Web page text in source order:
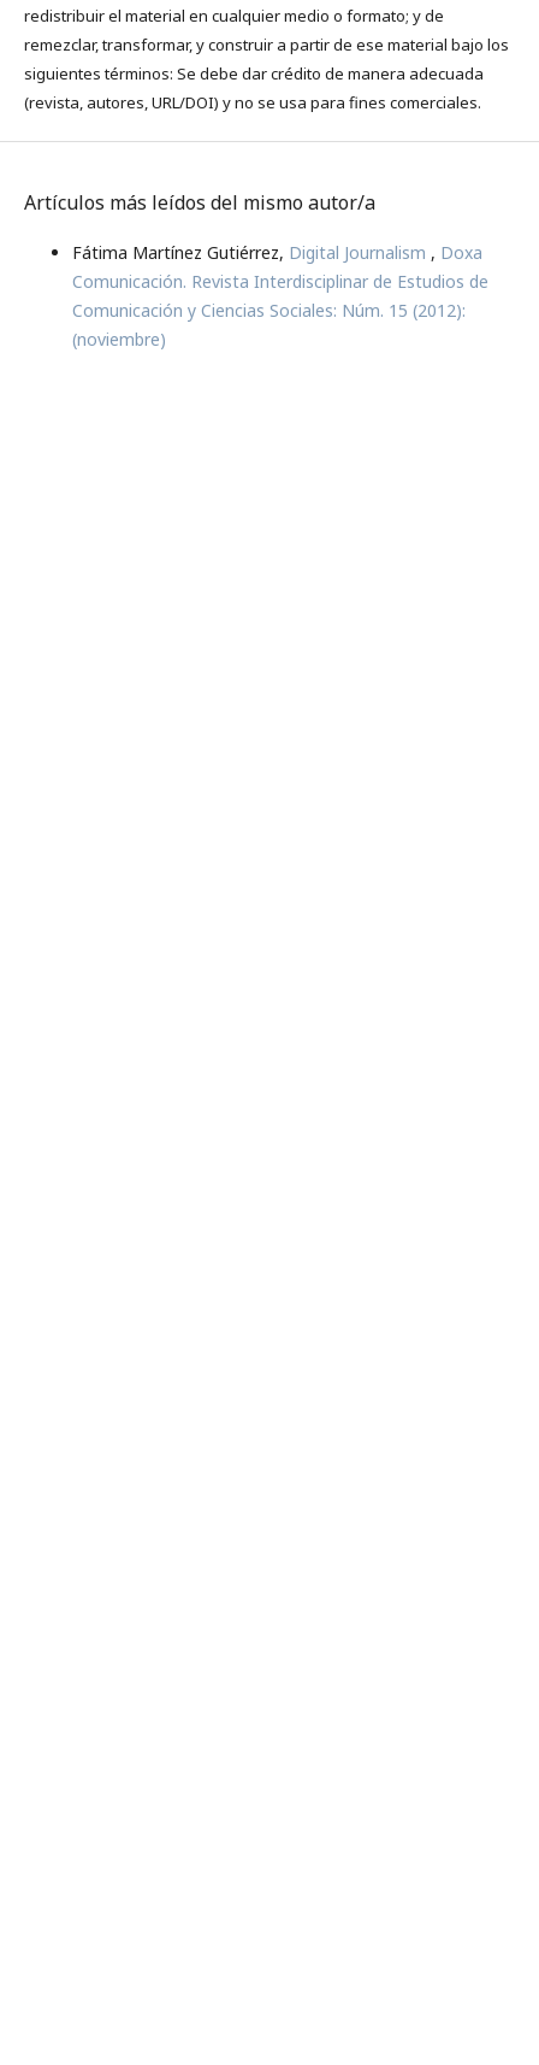
redistribuir el material en cualquier medio o formato; y de
remezclar, transformar, y construir a partir de ese material bajo los
siguientes términos: Se debe dar crédito de manera adecuada
(revista, autores, URL/DOI) y no se usa para fines comerciales.
Artículos más leídos del mismo autor/a
Fátima Martínez Gutiérrez, Digital Journalism , Doxa
Comunicación. Revista Interdisciplinar de Estudios de
Comunicación y Ciencias Sociales: Núm. 15 (2012):
(noviembre)